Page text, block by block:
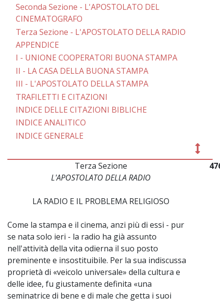
Seconda Sezione - L'APOSTOLATO DEL
CINEMATOGRAFO
Terza Sezione - L'APOSTOLATO DELLA RADIO
APPENDICE
I - UNIONE COOPERATORI BUONA STAMPA
II - LA CASA DELLA BUONA STAMPA
III - L'APOSTOLATO DELLA STAMPA
TRAFILETTI E CITAZIONI
INDICE DELLE CITAZIONI BIBLICHE
INDICE ANALITICO
INDICE GENERALE
Terza Sezione
L'APOSTOLATO DELLA RADIO
LA RADIO E IL PROBLEMA RELIGIOSO
Come la stampa e il cinema, anzi più di essi - pur
se nata solo ieri - la radio ha già assunto
nell'attività della vita odierna il suo posto
preminente e insostituibile. Per la sua indiscussa
proprietà di «veicolo universale» della cultura e
delle idee, fu giustamente definita «una
seminatrice di bene e di male che getta i suoi